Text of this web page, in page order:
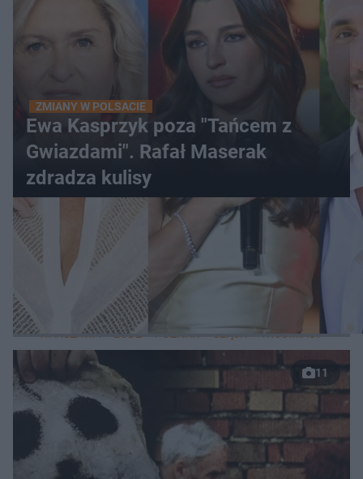
ZMIANY W POLSACIE
Ewa Kasprzyk poza "Tańcem z
Gwiazdami". Rafał Maserak
zdradza kulisy
WIĘCEJ
LOKALNE
WARSZAWA ŁÓDŹ TRÓJMIASTO
11